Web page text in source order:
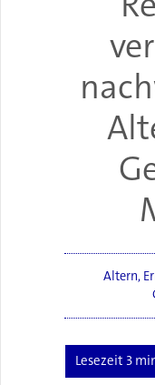
Altern,